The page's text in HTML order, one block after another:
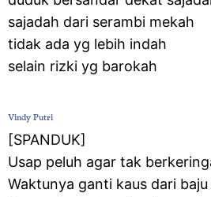
sajadah dari serambi mekah
tidak ada yg lebih indah
selain rizki yg barokah
Vindy Putri
‎[SPANDUK]
Usap peluh agar tak
Waktunya ganti kaus dari